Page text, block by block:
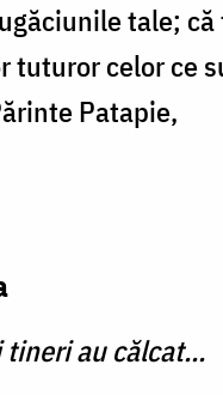
tale;
tuturor celor ce
Patapie,
au călcat...